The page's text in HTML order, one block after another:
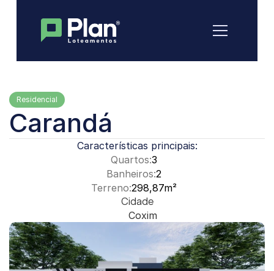
Residencial
Carandá
Características principais:
Quartos:3
Banheiros:2
Terreno:298,87m²
Cidade
Coxim